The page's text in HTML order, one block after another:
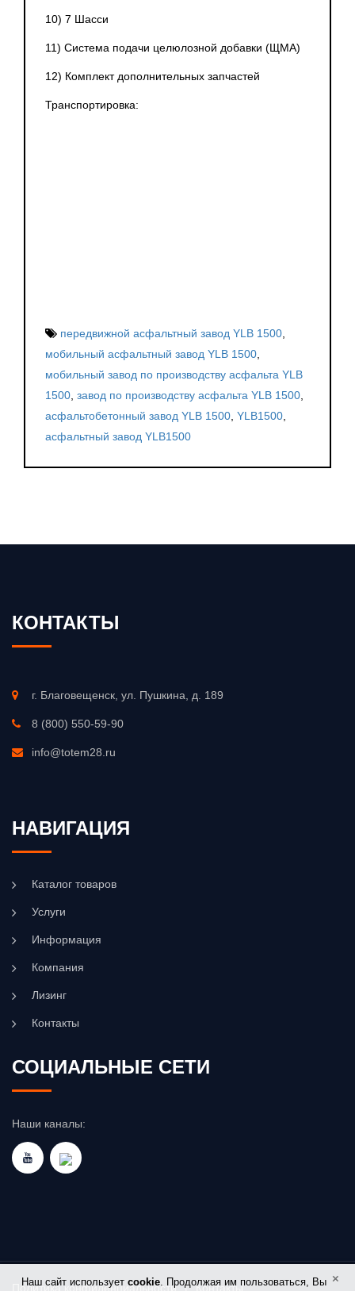
10) 7 Шасси
11) Система подачи целюлозной добавки (ЩМА)
12) Комплект дополнительных запчастей
Транспортировка:
передвижной асфальтный завод YLB 1500,
мобильный асфальтный завод YLB 1500,
мобильный завод по производству асфальта YLB
1500, завод по производству асфальта YLB 1500,
асфальтобетонный завод YLB 1500, YLB1500,
асфальтный завод YLB1500
КОНТАКТЫ
г. Благовещенск, ул. Пушкина, д. 189
8 (800) 550-59-90
info@totem28.ru
НАВИГАЦИЯ
Каталог товаров
Услуги
Информация
Компания
Лизинг
Контакты
СОЦИАЛЬНЫЕ СЕТИ
Наши каналы:
Политика конфиденциальности | Контакты
×
Наш сайт использует cookie. Продолжая им пользоваться, Вы